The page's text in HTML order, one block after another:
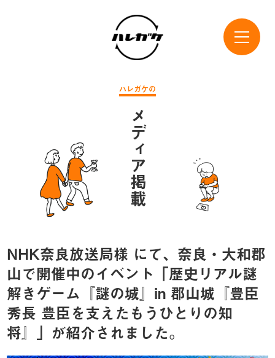
ハレガケの
メディア掲載
NHK奈良放送局様 にて、奈良・大和郡
山で開催中のイベント「歴史リアル謎
解きゲーム『謎の城』in 郡山城『豊臣
秀長 豊臣を支えたもうひとりの知
将』」が紹介されました。